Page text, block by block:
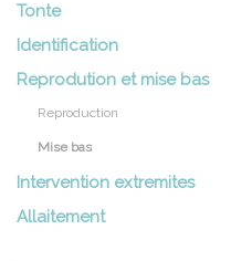
Tonte
Identification
Reprodution et mise bas
Reproduction
Mise bas
Intervention extremites
Allaitement